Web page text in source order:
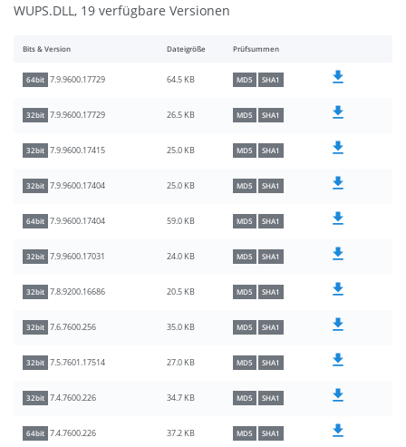
WUPS.DLL, 19 verfügbare Versionen
Bits & Version Dateigröße Prüfsummen
64bit 7.9.9600.17729 64.5 KB MD5 SHA1
32bit 7.9.9600.17729 26.5 KB MD5 SHA1
32bit 7.9.9600.17415 25.0 KB MD5 SHA1
32bit 7.9.9600.17404 25.0 KB MD5 SHA1
64bit 7.9.9600.17404 59.0 KB MD5 SHA1
32bit 7.9.9600.17031 24.0 KB MD5 SHA1
32bit 7.8.9200.16686 20.5 KB MD5 SHA1
32bit 7.6.7600.256 35.0 KB MD5 SHA1
32bit 7.5.7601.17514 27.0 KB MD5 SHA1
32bit 7.4.7600.226 34.7 KB MD5 SHA1
64bit 7.4.7600.226 37.2 KB MD5 SHA1